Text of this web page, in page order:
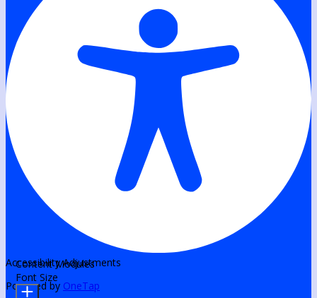
Accessibility Adjustments
Powered by OneTap
Content Modules
Font Size